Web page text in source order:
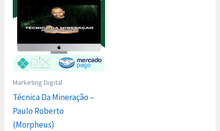
Marketing Digital
Técnica Da Mineração –
Paulo Roberto
(Morpheus)